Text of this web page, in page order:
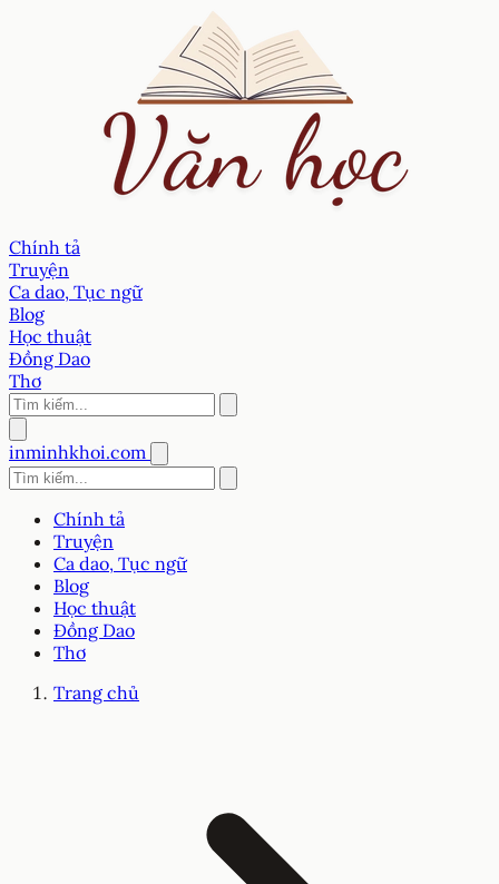
Chính tả
Truyện
Ca dao, Tục ngữ
Blog
Học thuật
Đồng Dao
Thơ
inminhkhoi.com
Chính tả
Truyện
Ca dao, Tục ngữ
Blog
Học thuật
Đồng Dao
Thơ
Trang chủ